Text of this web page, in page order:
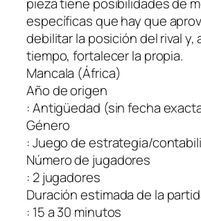
específicas que hay que
debilitar la posición del rival y,
tiempo, fortalecer la propia.
Mancala (África)
Año de origen
: Antigüedad (sin fecha
Género
: Juego de estrategia/
Número de jugadores
: 2 jugadores
Duración estimada de la
: 15 a 30 minutos